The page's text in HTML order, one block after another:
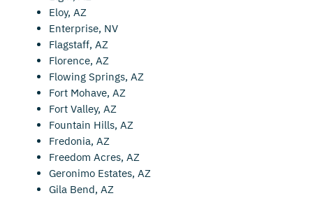
Eloy, AZ
Enterprise, NV
Flagstaff, AZ
Florence, AZ
Flowing Springs, AZ
Fort Mohave, AZ
Fort Valley, AZ
Fountain Hills, AZ
Fredonia, AZ
Freedom Acres, AZ
Geronimo Estates, AZ
Gila Bend, AZ